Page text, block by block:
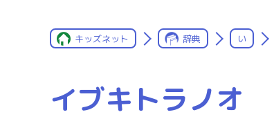
キッズネット 辞典 い
イブキトラノオ